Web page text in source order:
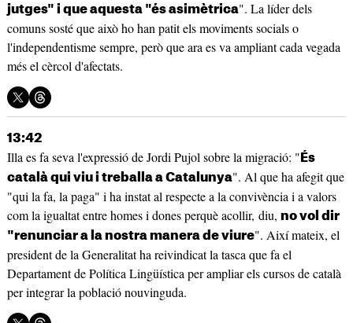
jutges" i que aquesta "és asimètrica". La líder dels
comuns sosté que això ho han patit els moviments socials o
l'independentisme sempre, però que ara es va ampliant cada vegada
més el cèrcol d'afectats.
13:42
Illa es fa seva l'expressió de Jordi Pujol sobre la migració: " És
català qui viu i treballa a Catalunya". Al que ha afegit que
"qui la fa, la paga" i ha instat al respecte a la convivència i a valors
com la igualtat entre homes i dones perquè acollir, diu, no vol dir
"renunciar a la nostra manera de viure". Així mateix, el
president de la Generalitat ha reivindicat la tasca que fa el
Departament de Política Lingüística per ampliar els cursos de català
per integrar la població nouvinguda.